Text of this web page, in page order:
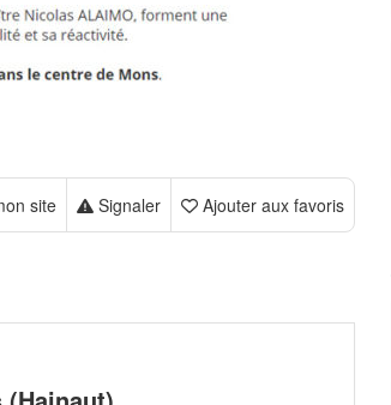
Ajouter aux favoris
Signaler
site